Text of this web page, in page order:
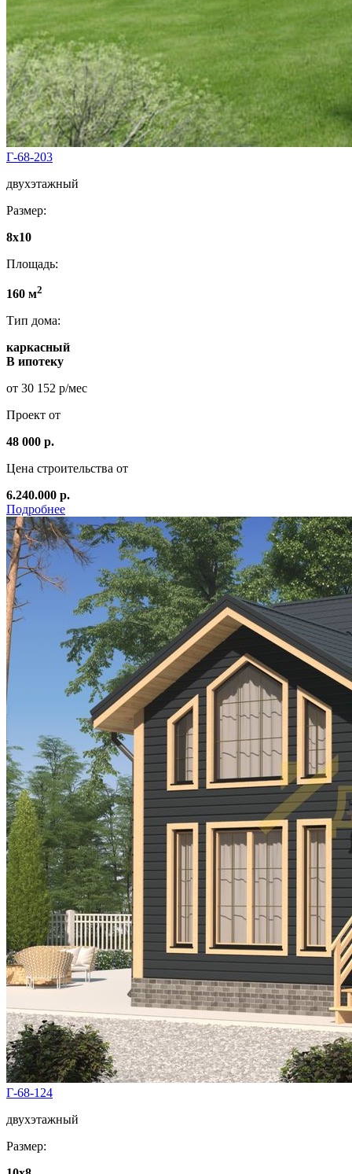
Г-68-203
двухэтажный
Размер:
8x10
Площадь:
160 м2
Тип дома:
каркасный
В ипотеку
от 30 152 р/мес
Проект от
48 000 р.
Цена строительства от
6.240.000 р.
Подробнее
Г-68-124
двухэтажный
Размер: